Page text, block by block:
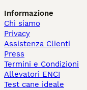
Informazione
Chi siamo
Privacy
Assistenza Clienti
Press
Termini e Condizioni
Allevatori ENCI
Test cane ideale